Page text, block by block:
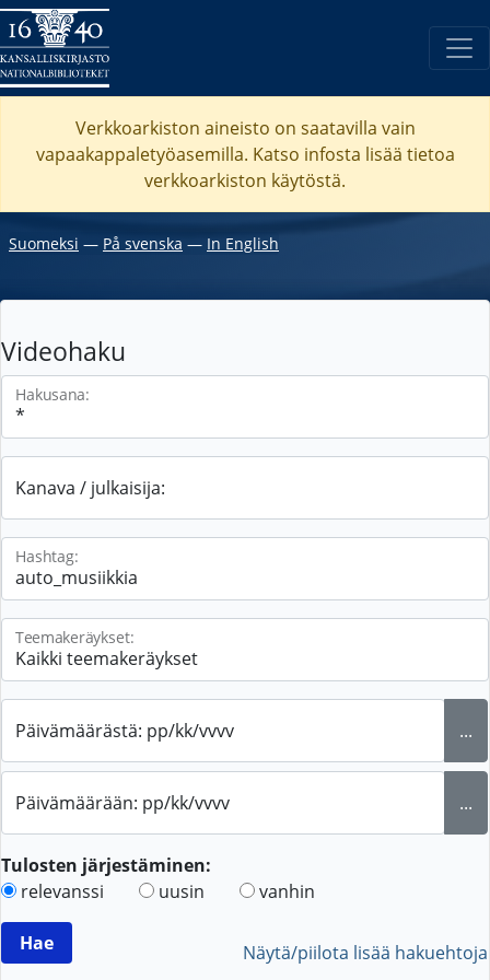
Verkkoarkiston aineisto on saatavilla vain
vapaakappaletyöasemilla. Katso infosta lisää tietoa
verkkoarkiston käytöstä.
Suomeksi ― På svenska ― In English
Videohaku
Hakusana:
Kanava / julkaisija:
Hashtag:
Teemakeräykset:
Päivämäärästä: pp/kk/vvvv ...
Päivämäärään: pp/kk/vvvv ...
Tulosten järjestäminen:
relevanssi
uusin vanhin
Näytä/piilota lisää hakuehtoja